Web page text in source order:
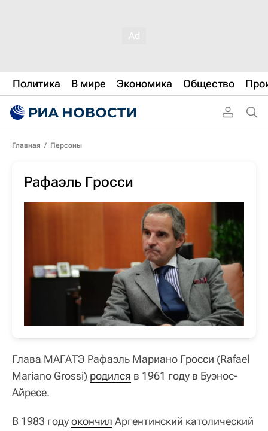
Политика В мире Экономика Общество
Главная / Персоны
Рафаэль Гросси
Глава МАГАТЭ Рафаэль Мариано Гросси (Rafael
Mariano Grossi) родился в 1961 году в Буэнос-
Айресе.
В 1983 годуокончил Аргентинский католический